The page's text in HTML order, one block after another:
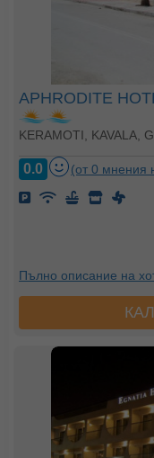
APHRODITE
KERAMOTI, KAVALA,
0.0 (от 0 мнения
Пълно описание на